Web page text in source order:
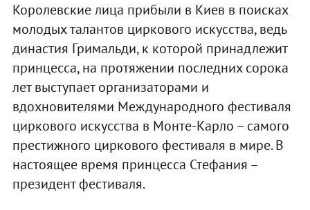
Королевские лица прибыли в Киев в поисках
молодых талантов циркового искусства, ведь
династия Гримальди, к которой принадлежит
принцесса, на протяжении последних сорока
лет выступает организаторами и
вдохновителями Международного фестиваля
циркового искусства в Монте-Карло – самого
престижного циркового фестиваля в мире. В
настоящее время принцесса Стефания –
президент фестиваля.